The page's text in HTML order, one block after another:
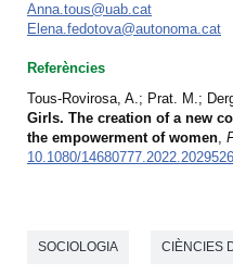
Anna.tous@uab.cat
Elena.fedotova@autonoma.cat
Referències
Tous-Rovirosa, A.; Prat. M.;
Girls. The creation of a new
the empowerment of women,
10.1080/14680777.2022.2029526
SOCIOLOGIA CIÈNCIES